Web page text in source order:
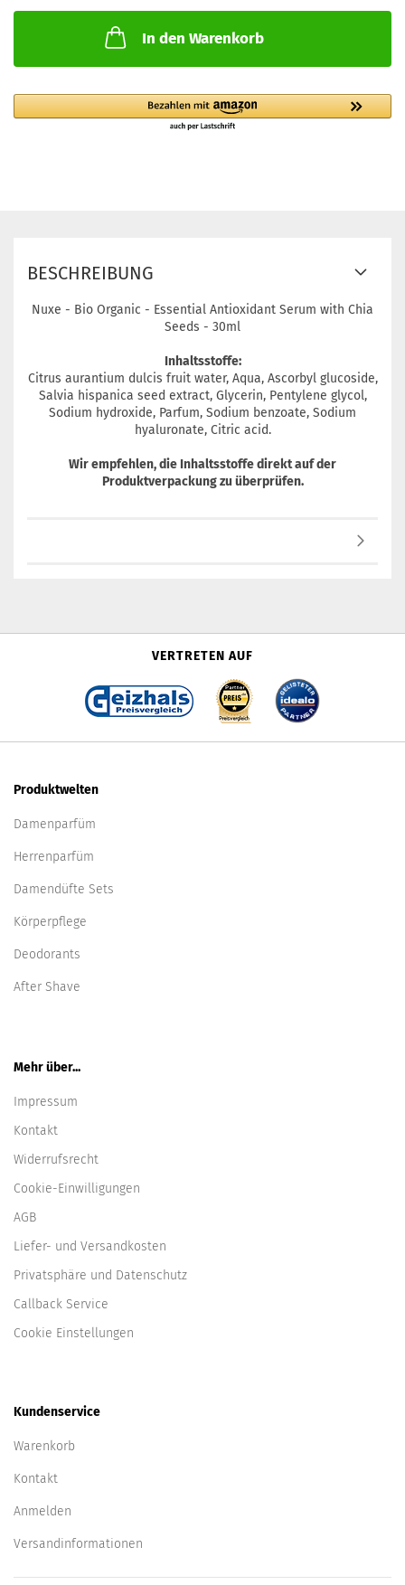
In den Warenkorb
BESCHREIBUNG
Nuxe - Bio Organic - Essential Antioxidant Serum with Chia
Seeds - 30ml
Inhaltsstoffe:
Citrus aurantium dulcis fruit water, Aqua, Ascorbyl glucoside,
Salvia hispanica seed extract, Glycerin, Pentylene glycol,
Sodium hydroxide, Parfum, Sodium benzoate, Sodium
hyaluronate, Citric acid.
Wir empfehlen, die Inhaltsstoffe direkt auf der
Produktverpackung zu überprüfen.
VERTRETEN AUF
Produktwelten
Damenparfüm
Herrenparfüm
Damendüfte Sets
Körperpflege
Deodorants
After Shave
Mehr über...
Impressum
Kontakt
Widerrufsrecht
Cookie-Einwilligungen
AGB
Liefer- und Versandkosten
Privatsphäre und Datenschutz
Callback Service
Cookie Einstellungen
Kundenservice
Warenkorb
Kontakt
Anmelden
Versandinformationen